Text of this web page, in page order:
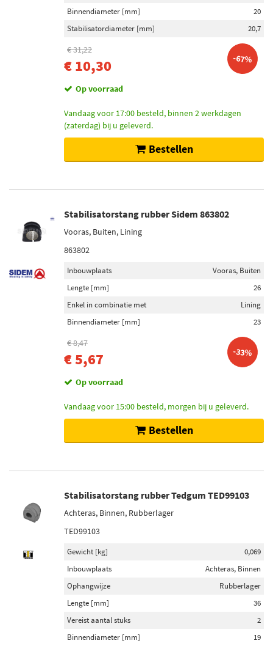
Binnendiameter [mm]
20
Stabilisatordiameter [mm]
20,7
€ 31,22
€ 10,30 -67%
Op voorraad
Vandaag voor 17:00 besteld, binnen 2 werkdagen
(zaterdag) bij u geleverd.
Bestellen
Stabilisatorstang rubber Sidem 863802
Vooras, Buiten, Lining
863802
Inbouwplaats
Vooras, Buiten
Lengte [mm]
26
Enkel in combinatie met
Lining
Binnendiameter [mm]
23
€ 8,47
€ 5,67 -33%
Op voorraad
Vandaag voor 15:00 besteld, morgen bij u geleverd.
Bestellen
Stabilisatorstang rubber Tedgum TED99103
Achteras, Binnen, Rubberlager
TED99103
Gewicht [kg]
0,069
Inbouwplaats
Achteras, Binnen
Ophangwijze
Rubberlager
Lengte [mm]
36
Vereist aantal stuks
2
Binnendiameter [mm]
19